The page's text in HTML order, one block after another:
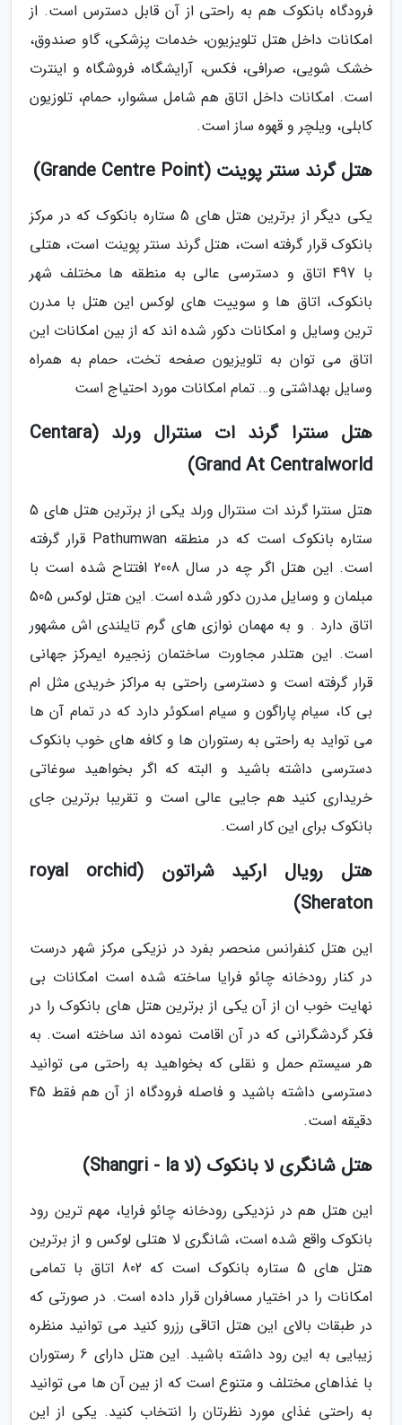
فرودگاه بانکوک هم به راحتی از آن قابل دسترس است. از
امکانات داخل هتل تلویزیون، خدمات پزشکی، گاو صندوق،
خشک شویی، صرافی، فکس، آرایشگاه، فروشگاه و اینترت
است. امکانات داخل اتاق هم شامل سشوار، حمام، تلوزیون
کابلی، ویلچر و قهوه ساز است.
هتل گرند سنتر پوینت (Grande Centre Point)
یکی دیگر از برترین هتل های 5 ستاره بانکوک که در مرکز
بانکوک قرار گرفته است، هتل گرند سنتر پوینت است، هتلی
با 497 اتاق و دسترسی عالی به منطقه ها مختلف شهر
بانکوک، اتاق ها و سوییت های لوکس این هتل با مدرن
ترین وسایل و امکانات دکور شده اند که از بین امکانات این
اتاق می توان به تلویزیون صفحه تخت، حمام به همراه
وسایل بهداشتی و… تمام امکانات مورد احتیاج است
هتل سنترا گرند ات سنترال ورلد (Centara
Grand At Centralworld)
هتل سنترا گرند ات سنترال ورلد یکی از برترین هتل های 5
ستاره بانکوک است که در منطقه Pathumwan قرار گرفته
است. این هتل اگر چه در سال 2008 افتتاح شده است با
مبلمان و وسایل مدرن دکور شده است. این هتل لوکس 505
اتاق دارد . و به مهمان نوازی های گرم تایلندی اش مشهور
است. این هتلدر مجاورت ساختمان زنجیره ایمرکز جهانی
قرار گرفته است و دسترسی راحتی به مراکز خریدی مثل ام
بی کا، سیام پاراگون و سیام اسکوئر دارد که در تمام آن ها
می تواید به راحتی به رستوران ها و کافه های خوب بانکوک
دسترسی داشته باشید و البته که اگر بخواهید سوغاتی
خریداری کنید هم جایی عالی است و تقریبا برترین جای
بانکوک برای این کار است.
هتل رویال ارکید شراتون (royal orchid
Sheraton)
این هتل کنفرانس منحصر بفرد در نزیکی مرکز شهر درست
در کنار رودخانه چائو فرایا ساخته شده است امکانات بی
نهایت خوب ان از آن یکی از برترین هتل های بانکوک را در
فکر گردشگرانی که در آن اقامت نموده اند ساخته است. به
هر سیستم حمل و نقلی که بخواهید به راحتی می توانید
دسترسی داشته باشید و فاصله فرودگاه از آن هم فقط 45
دقیقه است.
هتل شانگری لا بانکوک (لا Shangri - la)
این هتل هم در نزدیکی رودخانه چائو فرایا، مهم ترین رود
بانکوک واقع شده است، شانگری لا هتلی لوکس و از برترین
هتل های 5 ستاره بانکوک است که 802 اتاق با تمامی
امکانات را در اختیار مسافران قرار داده است. در صورتی که
در طبقات بالای این هتل اتاقی رزرو کنید می توانید منظره
زیبایی به این رود داشته باشید. این هتل دارای 6 رستوران
با غذاهای مختلف و متنوع است که از بین آن ها می توانید
به راحتی غذای مورد نظرتان را انتخاب کنید. یکی از این